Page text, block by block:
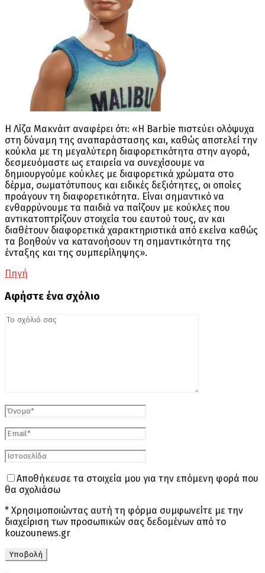
Η Λίζα Μακνάιτ αναφέρει ότι: «Η Barbie πιστεύει ολόψυχα
στη δύναμη της αναπαράστασης και, καθώς αποτελεί την
κούκλα με τη μεγαλύτερη διαφορετικότητα στην αγορά,
δεσμευόμαστε ως εταιρεία να συνεχίσουμε να
δημιουργούμε κούκλες με διαφορετικά χρώματα στο
δέρμα, σωματότυπους και ειδικές δεξιότητες, οι οποίες
προάγουν τη διαφορετικότητα. Είναι σημαντικό να
ενθαρρύνουμε τα παιδιά να παίζουν με κούκλες που
αντικατοπτρίζουν στοιχεία του εαυτού τους, αν και
διαθέτουν διαφορετικά χαρακτηριστικά από εκείνα καθώς
τα βοηθούν να κατανοήσουν τη σημαντικότητα της
ένταξης και της συμπερίληψης».
Πηγή
Αφήστε ένα σχόλιο
Αποθήκευσε τα στοιχεία μου για την επόμενη φορά που
θα σχολιάσω
* Χρησιμοποιώντας αυτή τη φόρμα συμφωνείτε με την
διαχείριση των προσωπικών σας δεδομένων από το
kouzounews.gr